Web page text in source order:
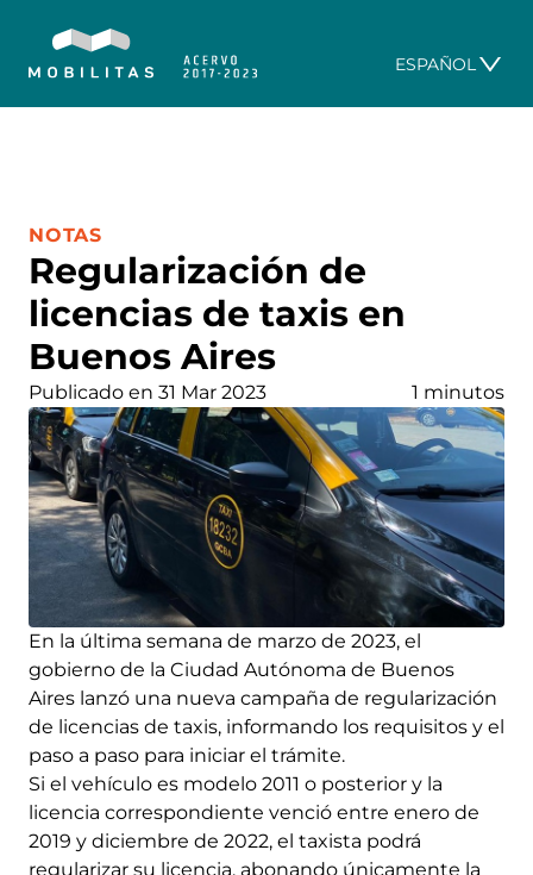
ESPAÑOL
Regularización de
licencias de taxis en
Buenos Aires
CATEGORÍA:
NOTAS
Publicado en 31 Mar 2023 1 minutos
En la última semana de marzo de 2023, el
gobierno de la Ciudad Autónoma de Buenos
Aires lanzó una nueva campaña de regularización
de licencias de taxis, informando los requisitos y el
paso a paso para iniciar el trámite.
Si el vehículo es modelo 2011 o posterior y la
licencia correspondiente venció entre enero de
2019 y diciembre de 2022, el taxista podrá
regularizar su licencia, abonando únicamente la